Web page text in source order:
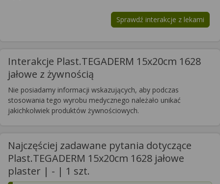
Sprawdź interakcje z lekami
Interakcje Plast.TEGADERM 15x20cm 1628
jałowe z żywnością
Nie posiadamy informacji wskazujących, aby podczas
stosowania tego wyrobu medycznego należało unikać
jakichkolwiek produktów żywnościowych.
Najczęściej zadawane pytania dotyczące
Plast.TEGADERM 15x20cm 1628 jałowe
plaster | - | 1 szt.